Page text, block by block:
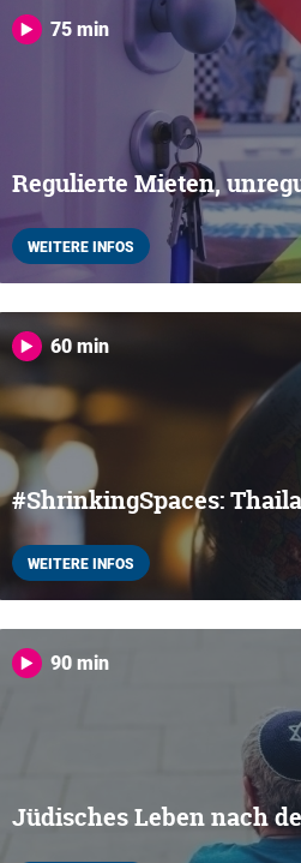
75 min
Regulierte Mieten,
WEITERE INFOS
60 min
#ShrinkingSpaces:
WEITERE INFOS
90 min
Jüdisches Leben nach